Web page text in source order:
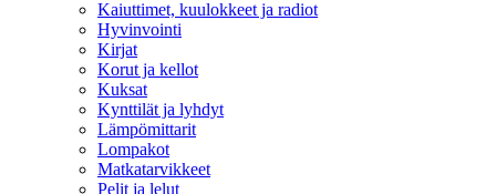
Kaiuttimet, kuulokkeet ja radiot
Hyvinvointi
Kirjat
Korut ja kellot
Kuksat
Kynttilät ja lyhdyt
Lämpömittarit
Lompakot
Matkatarvikkeet
Pelit ja lelut